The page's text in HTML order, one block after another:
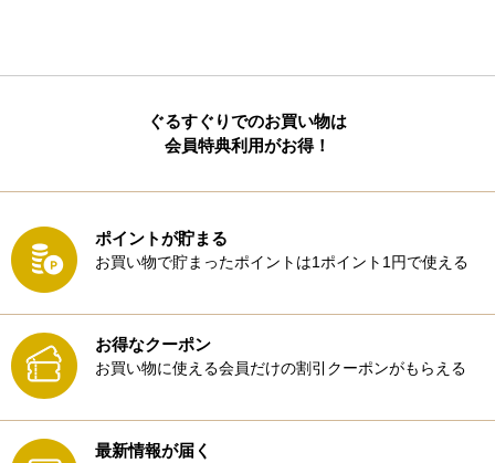
ぐるすぐりでのお買い物は
会員特典利用がお得！
ポイントが貯まる
お買い物で貯まったポイントは1ポイント1円で使える
お得なクーポン
お買い物に使える会員だけの割引クーポンがもらえる
最新情報が届く